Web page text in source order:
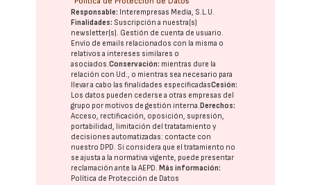
Responsable: Interempresas Media, S.L.U.
Finalidades: Suscripción a nuestra(s)
newsletter(s). Gestión de cuenta de usuario.
Envío de emails relacionados con la misma o
relativos a intereses similares o
asociados.Conservación: mientras dure la
relación con Ud., o mientras sea necesario para
llevar a cabo las finalidades especificadasCesión:
Los datos pueden cederse a otras empresas del
grupo por motivos de gestión interna. Derechos:
Acceso, rectificación, oposición, supresión,
portabilidad, limitación del tratatamiento y
decisiones automatizadas: contacte con
nuestro DPD. Si considera que el tratamiento no
se ajusta a la normativa vigente, puede presentar
reclamación ante laAEPD. Más información:
Política de Protección de Datos